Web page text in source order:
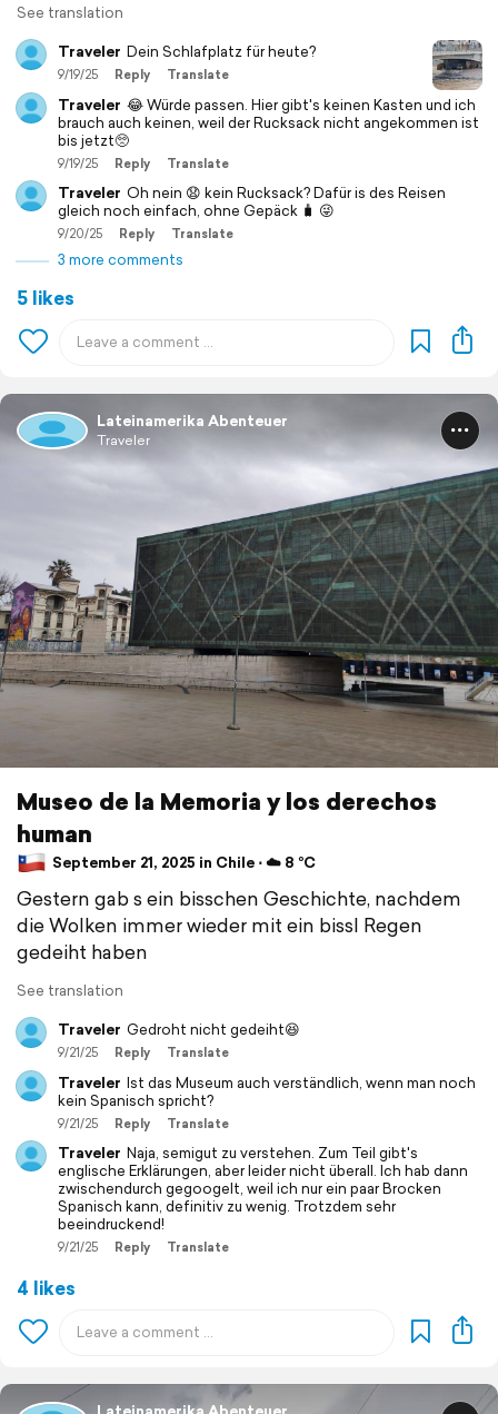
See translation
Traveler Dein Schlafplatz für heute?
9/19/25 Reply Translate
Traveler 😂 Würde passen. Hier gibt's keinen Kasten und ich
brauch auch keinen, weil der Rucksack nicht angekommen ist
bis jetzt🥺
9/19/25 Reply Translate
Traveler Oh nein 😧 kein Rucksack? Dafür is des Reisen
gleich noch einfach, ohne Gepäck 🧳 😜
9/20/25 Reply Translate
3 more comments
5 likes
Lateinamerika Abenteuer
Traveler
Museo de la Memoria y los derechos
human
September 21, 2025 in Chile ⋅ ☁️ 8 °C
Gestern gab s ein bisschen Geschichte, nachdem
die Wolken immer wieder mit ein bissl Regen
gedeiht haben
See translation
Traveler Gedroht nicht gedeiht😆
9/21/25 Reply Translate
Traveler Ist das Museum auch verständlich, wenn man noch
kein Spanisch spricht?
9/21/25 Reply Translate
Traveler Naja, semigut zu verstehen. Zum Teil gibt's
englische Erklärungen, aber leider nicht überall. Ich hab dann
zwischendurch gegoogelt, weil ich nur ein paar Brocken
Spanisch kann, definitiv zu wenig. Trotzdem sehr
beeindruckend!
9/21/25 Reply Translate
4 likes